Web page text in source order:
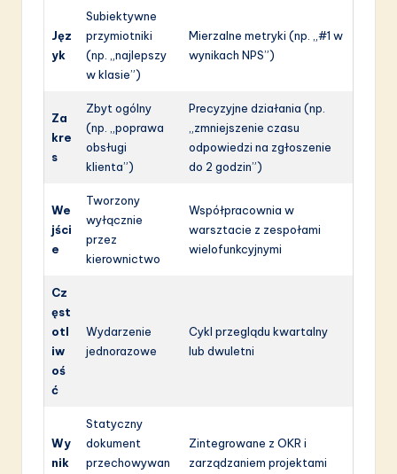
Jęz
yk
Subiektywne
przymiotniki
(np. „najlepszy
w klasie”)
Mierzalne metryki (np. „#1 w
wynikach NPS”)
Za
kre
s
Zbyt ogólny
(np. „poprawa
obsługi
klienta”)
Precyzyjne działania (np.
„zmniejszenie czasu
odpowiedzi na zgłoszenie
do 2 godzin”)
We
jści
e
Tworzony
wyłącznie
przez
kierownictwo
Współpracownia w
warsztacie z zespołami
wielofunkcyjnymi
Cz
ęst
otl
iw
oś
ć
Wydarzenie
jednorazowe
Cykl przeglądu kwartalny
lub dwuletni
Wy
nik
Statyczny
dokument
przechowywan
Zintegrowane z OKR i
zarządzaniem projektami